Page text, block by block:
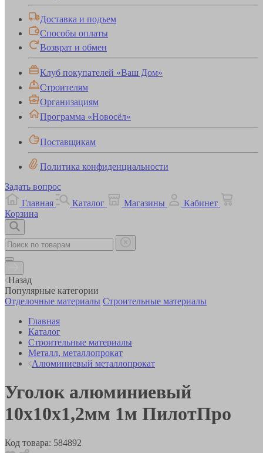
Доставка и подъем
Способы оплаты
Возврат и обмен
Клуб покупателей «Ваш Дом»
Строителям
Организациям
Программа «Новосёл»
Поставщикам
Политика конфиденциальности
Задать вопрос
Главная
Каталог Магазины
Кабинет
Корзина
Назад
Популярные категории
Отделочные материалы Строительные материалы
Главная
Каталог
Строительные материалы
Металл, металлопрокат
Алюминиевый металлопрокат
Уголок алюминиевый
10х10х1,2мм 1м ПилотПро
Код товара: 584892